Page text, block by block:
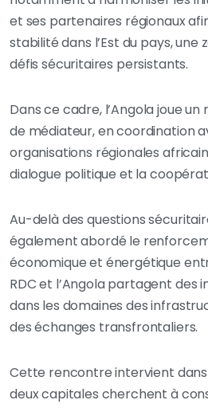
et ses partenaires régionaux
stabilité dans l’Est du pays,
défis sécuritaires persistants.
Dans ce cadre, l’Angola joue
de médiateur, en coordination
organisations régionales
dialogue politique et la
Au-delà des questions
également abordé le
économique et énergétique
RDC et l’Angola partagent des
dans les domaines des
des échanges transfrontaliers.
Cette rencontre intervient
deux capitales cherchent à